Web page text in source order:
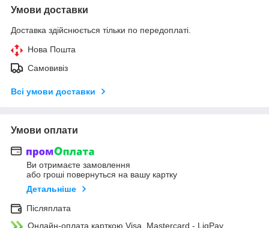
Умови доставки
Доставка здійснюється тільки по передоплаті.
Нова Пошта
Самовивіз
Всі умови доставки
Умови оплати
Ви отримаєте замовлення
або гроші повернуться на вашу картку
Детальніше
Післяплата
Онлайн-оплата карткою Visa, Mastercard - LiqPay